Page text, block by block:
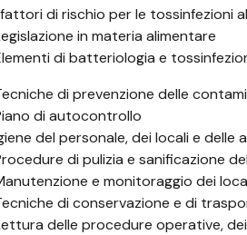
di rischio per le tossinfezioni
in materia alimentare
di batteriologia e
di prevenzione delle
di autocontrollo
del personale, dei locali e delle
di pulizia e sanificazione
e monitoraggio dei
di conservazione e di
delle procedure operative,